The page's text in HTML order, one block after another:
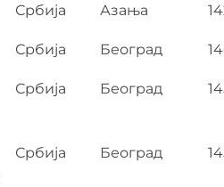
Србија Азања
Србија Београд
Србија Београд
Србија Београд